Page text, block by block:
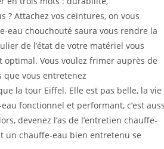
Attachez vos ceintures, on vous
eau chouchouté saura vous rendre la
de l’état de votre matériel vous
Vous voulez frimer auprès de
que vous entretenez
la tour Eiffel. Elle est pas belle, la vie
fonctionnel et performant, c’est
devenez l’as de l’entretien chauffe-
un chauffe-eau bien entretenu se